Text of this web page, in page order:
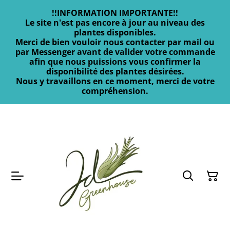
!!INFORMATION IMPORTANTE!!
Le site n'est pas encore à jour au niveau des
plantes disponibles.
Merci de bien vouloir nous contacter par mail ou
par Messenger avant de valider votre commande
afin que nous puissions vous confirmer la
disponibilité des plantes désirées.
Nous y travaillons en ce moment, merci de votre
compréhension.